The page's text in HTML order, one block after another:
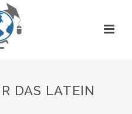
DAS LATEIN